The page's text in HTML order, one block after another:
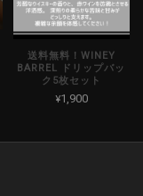
送料無料！WINEY
BARREL ドリップバッ
ク5枚セット
¥1,900